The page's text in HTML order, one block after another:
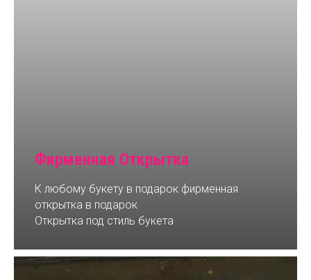
Фирменная Открытка
К любому букету в подарок фирменная
открытка в подарок
Открытка под стиль букета